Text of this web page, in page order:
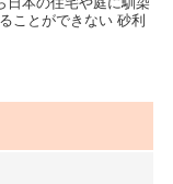
ことができない 砂利